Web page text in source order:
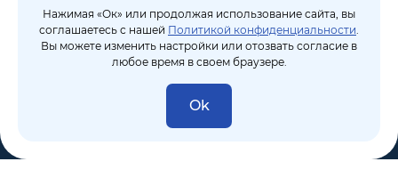
Нажимая «Ок» или продолжая использование сайта, вы
соглашаетесь с нашей Политикой конфиденциальности.
Вы можете изменить настройки или отозвать согласие в
любое время в своем браузере.
Ok